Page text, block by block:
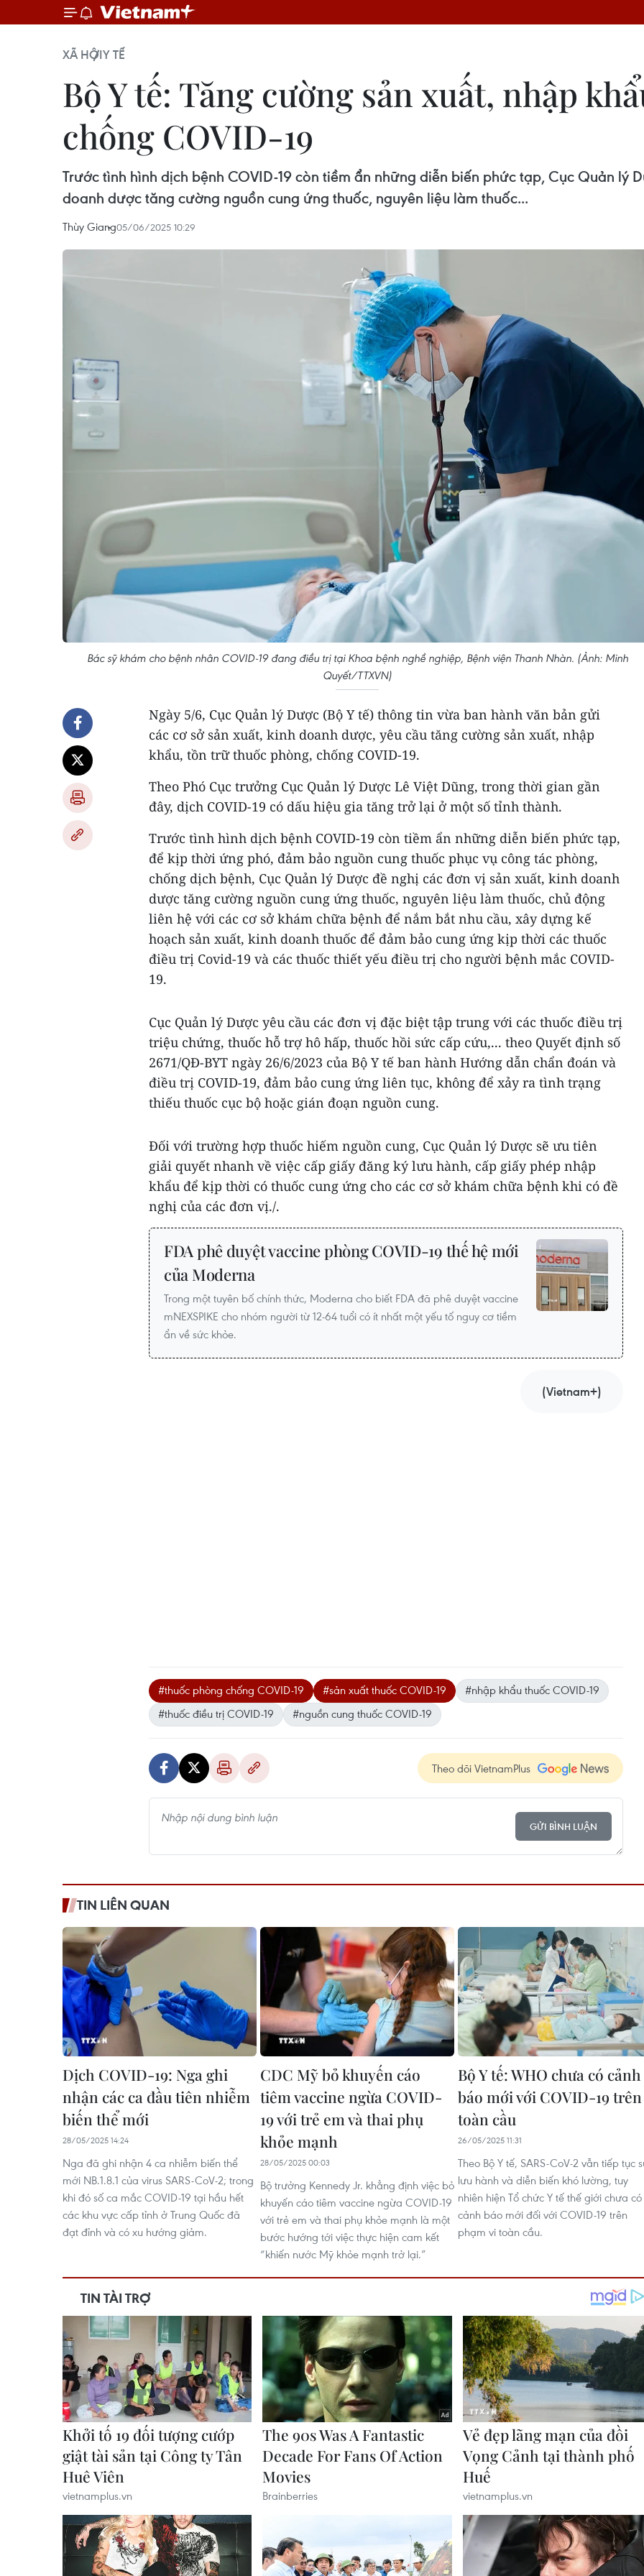
XÃ HỘIY TẾ
Bộ Y tế: Tăng cường sản xuất, nhập
chống COVID-19
Trước tình hình dịch bệnh COVID-19 còn tiềm ẩn những diễn biến phức tạp, Cục Quản lý
doanh dược tăng cường nguồn cung ứng thuốc, nguyên liệu làm thuốc...
Thùy Giang05/06/2025 10:29
Bác sỹ khám cho bệnh nhân COVID-19 đang điều trị tại Khoa bệnh nghề nghiệp, Bệnh viện Thanh Nhàn. (Ảnh: Minh
Quyết/TTXVN)
Ngày 5/6, Cục Quản lý Dược (Bộ Y tế) thông tin vừa ban hành văn bản gửi
các cơ sở sản xuất, kinh doanh dược, yêu cầu tăng cường sản xuất, nhập
khẩu, tồn trữ thuốc phòng, chống COVID-19.
Theo Phó Cục trưởng Cục Quản lý Dược Lê Việt Dũng, trong thời gian gần
đây, dịch COVID-19 có dấu hiệu gia tăng trở lại ở một số tỉnh thành.
Trước tình hình dịch bệnh COVID-19 còn tiềm ẩn những diễn biến phức tạp,
để kịp thời ứng phó, đảm bảo nguồn cung thuốc phục vụ công tác phòng,
chống dịch bệnh, Cục Quản lý Dược đề nghị các đơn vị sản xuất, kinh doanh
dược tăng cường nguồn cung ứng thuốc, nguyên liệu làm thuốc, chủ động
liên hệ với các cơ sở khám chữa bệnh để nắm bắt nhu cầu, xây dựng kế
hoạch sản xuất, kinh doanh thuốc để đảm bảo cung ứng kịp thời các thuốc
điều trị Covid-19 và các thuốc thiết yếu điều trị cho người bệnh mắc COVID-
19.
Cục Quản lý Dược yêu cầu các đơn vị đặc biệt tập trung với các thuốc điều trị
triệu chứng, thuốc hỗ trợ hô hấp, thuốc hồi sức cấp cứu,... theo Quyết định số
2671/QĐ-BYT ngày 26/6/2023 của Bộ Y tế ban hành Hướng dẫn chẩn đoán và
điều trị COVID-19, đảm bảo cung ứng liên tục, không để xảy ra tình trạng
thiếu thuốc cục bộ hoặc gián đoạn nguồn cung.
Đối với trường hợp thuốc hiếm nguồn cung, Cục Quản lý Dược sẽ ưu tiên
giải quyết nhanh về việc cấp giấy đăng ký lưu hành, cấp giấy phép nhập
khẩu để kịp thời có thuốc cung ứng cho các cơ sở khám chữa bệnh khi có đề
nghị của các đơn vị./.
FDA phê duyệt vaccine phòng COVID-19 thế hệ mới
của Moderna
Trong một tuyên bố chính thức, Moderna cho biết FDA đã phê duyệt vaccine
mNEXSPIKE cho nhóm người từ 12-64 tuổi có ít nhất một yếu tố nguy cơ tiềm
ẩn về sức khỏe.
(Vietnam+)
#thuốc phòng chống COVID-19 #sản xuất thuốc COVID-19
#nhập khẩu thuốc COVID-19
#thuốc điều trị COVID-19
#nguồn cung thuốc COVID-19
Theo dõi VietnamPlus
GỬI BÌNH LUẬN
TIN LIÊN QUAN
Dịch COVID-19: Nga ghi
nhận các ca đầu tiên nhiễm
biến thể mới
28/05/2025 14:24
Nga đã ghi nhận 4 ca nhiễm biến thể
mới NB.1.8.1 của virus SARS-CoV-2; trong
khi đó số ca mắc COVID-19 tại hầu hết
các khu vực cấp tỉnh ở Trung Quốc đã
đạt đỉnh và có xu hướng giảm.
CDC Mỹ bỏ khuyến cáo
tiêm vaccine ngừa COVID-
19 với trẻ em và thai phụ
khỏe mạnh
28/05/2025 00:03
Bộ trưởng Kennedy Jr. khẳng định việc bỏ
khuyến cáo tiêm vaccine ngừa COVID-19
với trẻ em và thai phụ khỏe mạnh là một
bước hướng tới việc thực hiện cam kết
“khiến nước Mỹ khỏe mạnh trở lại.”
Bộ Y tế: WHO chưa có cảnh
báo mới với COVID-19 trên
toàn cầu
26/05/2025 11:31
Theo Bộ Y tế, SARS-CoV-2 vẫn tiếp tục
lưu hành và diễn biến khó lường, tuy
nhiên hiện Tổ chức Y tế thế giới chưa có
cảnh báo mới đối với COVID-19 trên
phạm vi toàn cầu.